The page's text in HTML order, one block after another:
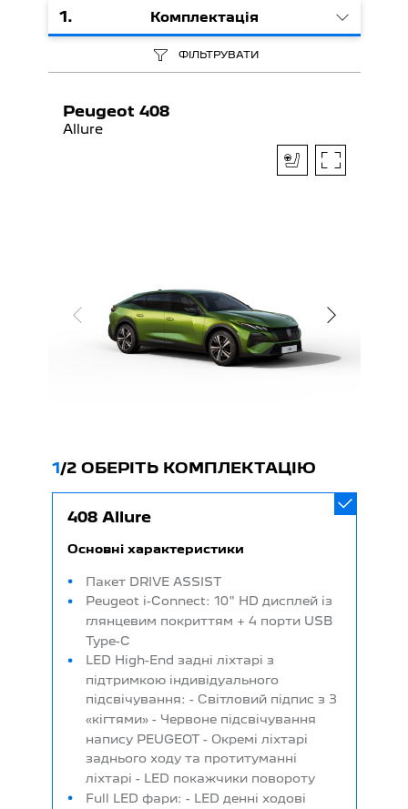
1. Комплектація
ФІЛЬТРУВАТИ
Peugeot 408
Allure
1/2 ОБЕРІТЬ КОМПЛЕКТАЦІЮ
408 Allure
Основні характеристики
Пакет DRIVE ASSIST
Peugeot i-Connect: 10" HD дисплей із
глянцевим покриттям + 4 порти USB
Type-C
LED High-End задні ліхтарі з
підтримкою індивідуального
підсвічування: - Світловий підпис з 3
«кігтями» - Червоне підсвічування
напису PEUGEOT - Окремі ліхтарі
заднього ходу та протитуманні
ліхтарі - LED покажчики повороту
Full LED фари: - LED денні ходові